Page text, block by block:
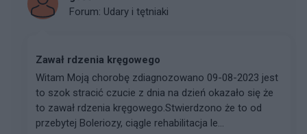
Forum: Udary i tętniaki
Zawał rdzenia kręgowego
Witam Moją chorobę zdiagnozowano 09-08-2023 jest
to szok stracić czucie z dnia na dzień okazało się że
to zawał rdzenia kręgowego.Stwierdzono że to od
przebytej Boleriozy, ciągle rehabilitacja le...